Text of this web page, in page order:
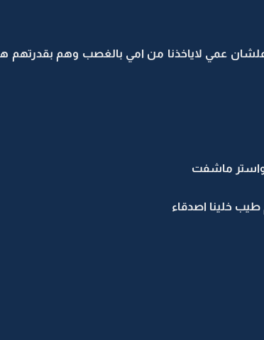
عمي لاياخذنا من امي بالغصب وهم بقدرتهم
واستر ماشفت
خلينا اصدقاء